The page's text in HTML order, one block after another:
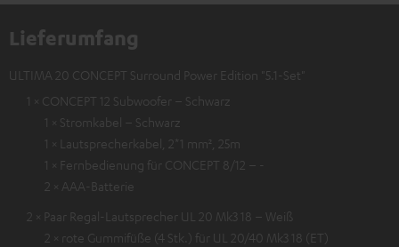
Lieferumfang
ULTIMA 20 CONCEPT Surround Power Edition "5.1-Set"
1 × CONCEPT 12 Subwoofer – Schwarz
1 × Stromkabel – Schwarz
1 × Lautsprecherkabel, 2*1 mm², 25m
1 × Fernbedienung für CONCEPT 8/12 – -
2 × AAA-Batterie
2 × Paar Regal-Lautsprecher UL 20 Mk3 18 – Weiß
2 × rote Gummifüße (4 Stk.) für UL 20/40 Mk3 18 (ET)